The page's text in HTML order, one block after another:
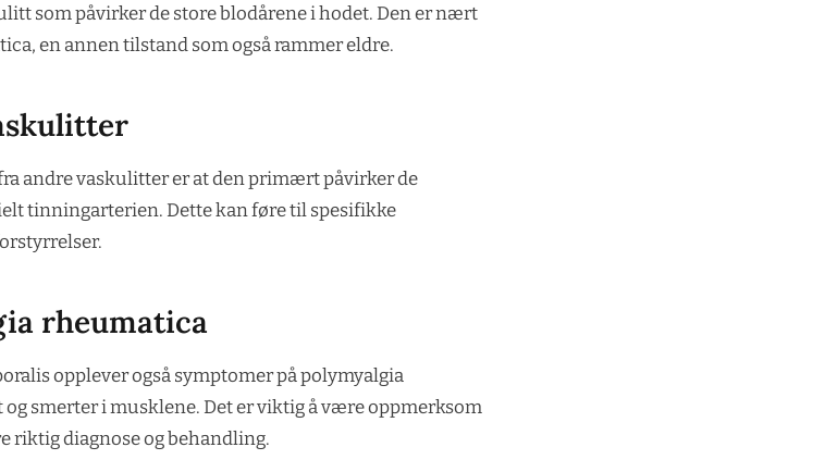
som påvirker de store blodårene i hodet. Den er nært
en annen tilstand som også rammer eldre.
andre vaskulitter er at den primært påvirker de
tinningarterien. Dette kan føre til spesifikke
rheumatica
opplever også symptomer på polymyalgia
smerter i musklene. Det er viktig å være oppmerksom
riktig diagnose og behandling.